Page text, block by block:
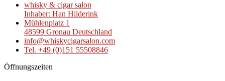
whisky & cigar salon
Inhaber: Han Hilderink
Mühlenplatz 1
48599 Gronau Deutschland
info@whiskycigarsalon.com
Tel. +49 (0)151 55508846
Öffnungszeiten